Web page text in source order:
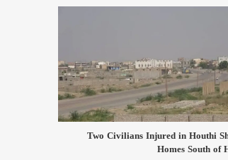
Two Civilians Injured in Houthi
Homes South of